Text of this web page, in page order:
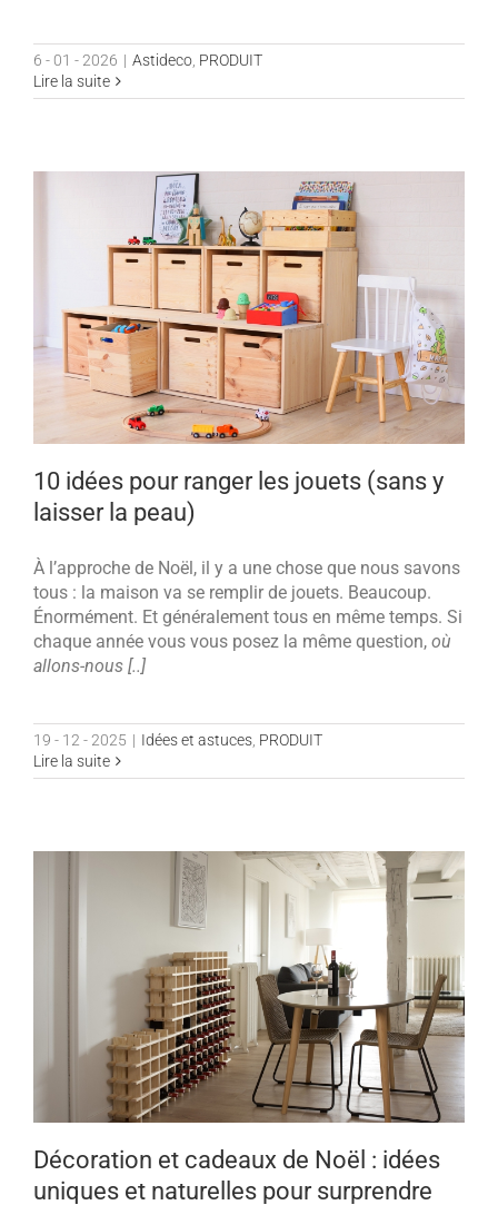
6 - 01 - 2026 | Astideco, PRODUIT
Lire la suite
10 idées pour ranger les jouets (sans y
laisser la peau)
À l’approche de Noël, il y a une chose que nous savons
tous : la maison va se remplir de jouets. Beaucoup.
Énormément. Et généralement tous en même temps. Si
chaque année vous vous posez la même question, où
allons-nous [..]
19 - 12 - 2025 | Idées et astuces PRODUIT
Lire la suite
Décoration et cadeaux de Noël : idées
uniques et naturelles pour surprendre